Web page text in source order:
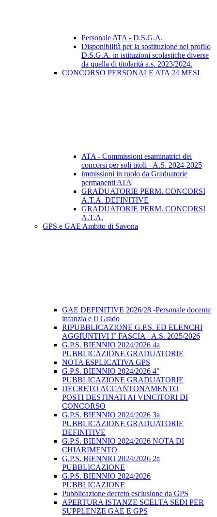
Personale ATA - D.S.G.A.
Disponibilità per la sostituzione nel profilo
D.S.G.A. in istituzioni scolastiche diverse
da quella di titolarità a.s. 2023/2024.
CONCORSO PERSONALE ATA 24 MESI
ATA - Commissioni esaminatrici dei
concorsi per soli titoli - A.S. 2024-2025
immissioni in ruolo da Graduatorie
permanenti ATA
GRADUATORIE PERM. CONCORSI
A.T.A. DEFINITIVE
GRADUATORIE PERM. CONCORSI
A.T.A.
GPS e GAE Ambito di Savona
GAE DEFINITIVE 2026/28 -Personale docente
infanzia e II Grado
RIPUBBLICAZIONE G.P.S. ED ELENCHI
AGGIUNTIVI I° FASCIA - A.S. 2025/2026
G.P.S. BIENNIO 2024/2026 4a
PUBBLICAZIONE GRADUATORIE
NOTA ESPLICATIVA GPS
G.P.S. BIENNIO 2024/2026 4°
PUBBLICAZIONE GRADUATORIE
DECRETO ACCANTONAMENTO
POSTI DESTINATI AI VINCITORI DI
CONCORSO
G.P.S. BIENNIO 2024/2026 3a
PUBBLICAZIONE GRADUATORIE
DEFINITIVE
G.P.S. BIENNIO 2024/2026 NOTA DI
CHIARIMENTO
G.P.S. BIENNIO 2024/2026 2a
PUBBLICAZIONE
G.P.S. BIENNIO 2024/2026
PUBBLICAZIONE
Pubblicazione decreto esclusione da GPS
APERTURA ISTANZE SCELTA SEDI PER
SUPPLENZE GAE E GPS